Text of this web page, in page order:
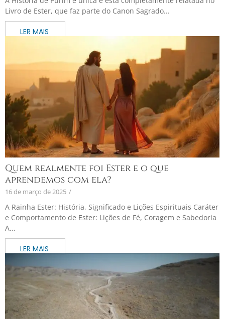
Livro de Ester, que faz parte do Canon Sagrado...
Quem realmente foi Ester e o que
aprendemos com ela?
16 de março de 2025 /
A Rainha Ester: História, Significado e Lições Espirituais Caráter
e Comportamento de Ester: Lições de Fé, Coragem e Sabedoria
A...